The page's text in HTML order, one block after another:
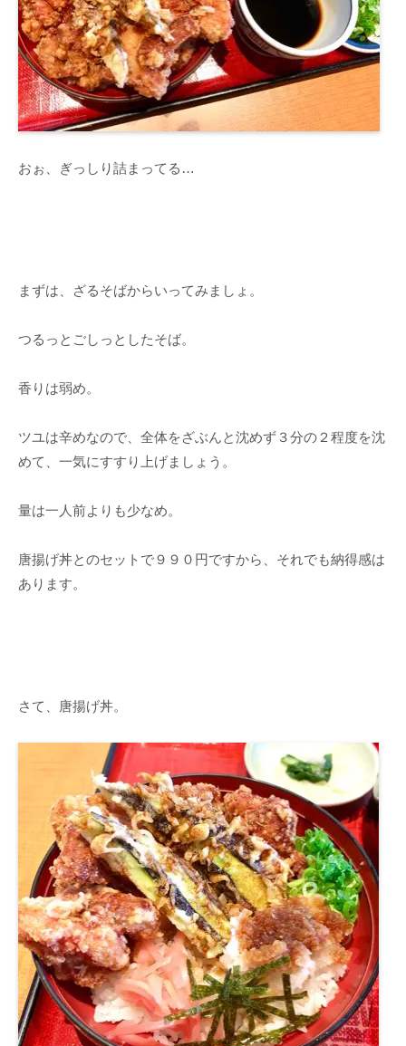
おぉ、ぎっしり詰まってる…
まずは、ざるそばからいってみましょ。
つるっとごしっとしたそば。
香りは弱め。
ツユは辛めなので、全体をざぶんと沈めず３分の２程度を沈
めて、一気にすすり上げましょう。
量は一人前よりも少なめ。
唐揚げ丼とのセットで９９０円ですから、それでも納得感は
あります。
さて、唐揚げ丼。